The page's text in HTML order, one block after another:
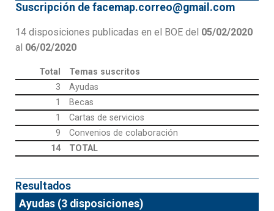
Suscripción de facemap.correo@gmail.com
14 disposiciones publicadas en el BOE del 05/02/2020
al 06/02/2020
Total
Temas suscritos
3
Ayudas
1
Becas
1
Cartas de servicios
9
Convenios de colaboración
14
TOTAL
Resultados
Ayudas (3 disposiciones)